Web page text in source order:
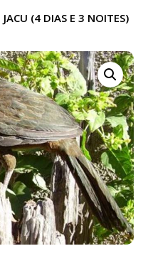
JACU (4 DIAS E 3 NOITES)